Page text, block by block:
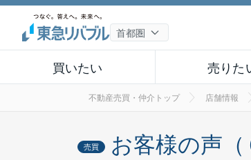
買いたい 売りた
不動産売買・仲介トップ 店舗情報
売買 お客様の声（